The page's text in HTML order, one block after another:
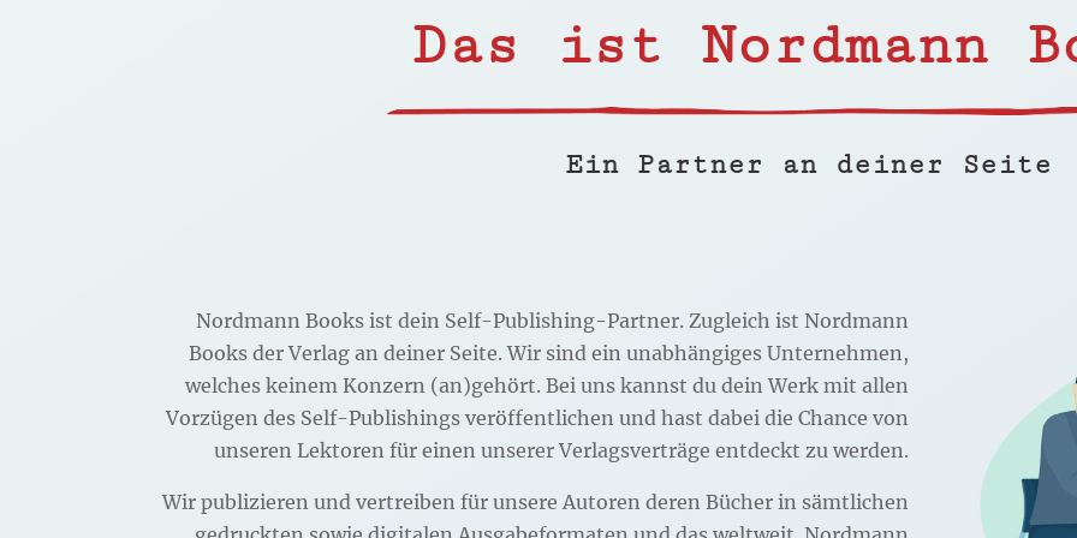
Das ist Nordmann
Ein Partner an deiner Seite
Nordmann Books ist dein Self-Publishing-Partner. Zugleich ist Nordmann
Books der Verlag an deiner Seite. Wir sind ein unabhängiges Unternehmen,
welches keinem Konzern (an)gehört. Bei uns kannst du dein Werk mit allen
Vorzügen des Self-Publishings veröffentlichen und hast dabei die Chance von
unseren Lektoren für einen unserer Verlagsverträge entdeckt zu werden.
Wir publizieren und vertreiben für unsere Autoren deren Bücher in sämtlichen